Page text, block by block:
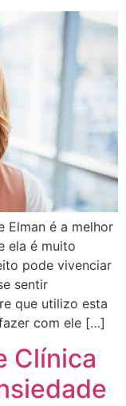
Elman é a melhor
ela é muito
pode vivenciar
sentir
que utilizo esta
com ele […]
Clínica